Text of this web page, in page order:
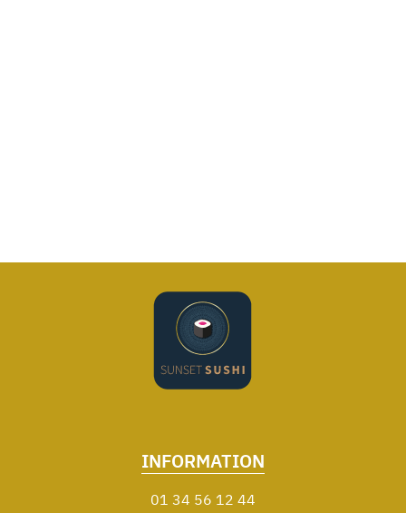
INFORMATION
01 34 56 12 44